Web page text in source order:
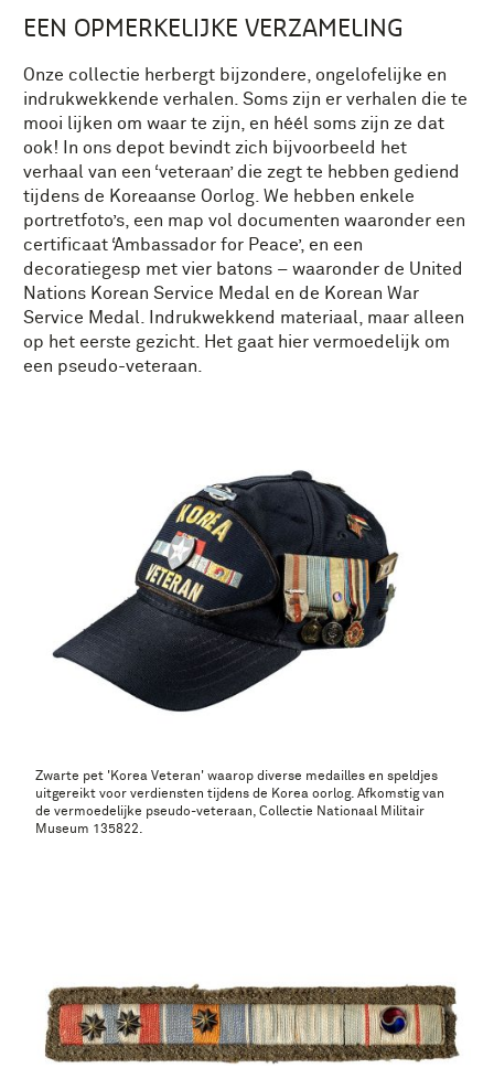
EEN OPMERKELIJKE VERZAMELING
Onze collectie herbergt bijzondere, ongelofelijke en
indrukwekkende verhalen. Soms zijn er verhalen die te
mooi lijken om waar te zijn, en héél soms zijn ze dat
ook! In ons depot bevindt zich bijvoorbeeld het
verhaal van een ‘veteraan’ die zegt te hebben gediend
tijdens de Koreaanse Oorlog. We hebben enkele
portretfoto’s, een map vol documenten waaronder een
certificaat ‘Ambassador for Peace’, en een
decoratiegesp met vier batons – waaronder de United
Nations Korean Service Medal en de Korean War
Service Medal. Indrukwekkend materiaal, maar alleen
op het eerste gezicht. Het gaat hier vermoedelijk om
een pseudo-veteraan.
Zwarte pet 'Korea Veteran' waarop diverse medailles en speldjes
uitgereikt voor verdiensten tijdens de Korea oorlog. Afkomstig van
de vermoedelijke pseudo-veteraan, Collectie Nationaal Militair
Museum 135822.